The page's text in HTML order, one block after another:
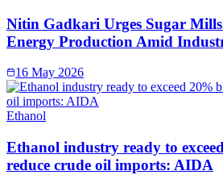
Nitin Gadkari Urges Sugar Mills
Energy Production Amid
16 May 2026
Ethanol
Ethanol industry ready to
reduce crude oil imports: AIDA